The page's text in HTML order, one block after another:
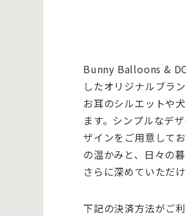
Bunny Balloons &
したオリジナルブラ
お耳のシルエットや
ます。シンプルなデ
ザインをご用意して
の温かみと、日々の
さらに深めていただ
下記の決済方法がご利